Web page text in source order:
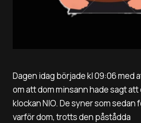
Dagen idag började kl 09:06 med
om att dom minsann hade sagt att
klockan NIO. De syner som sedan
varför dom, trotts den påstådda